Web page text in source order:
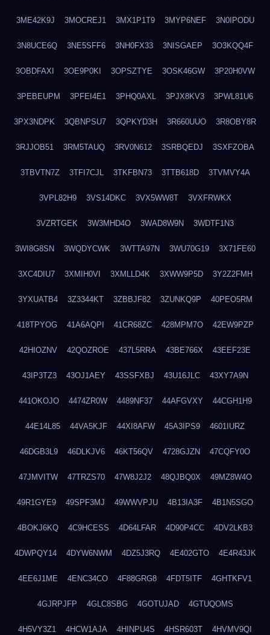
3ME42K9J 3MOCREJ1 3MX1P1T9 3MYP6NEF 3N0IPODU
3N8UCE6Q 3NE5SFF6 3NH0FX33 3NISGAEP 3O3KQQ4F
3OBDFAXI 3OE9P0KI 3OPSZTYE 3OSK46GW 3P20H0VW
3PEBEUPM 3PFEI4E1 3PHQ0AXL 3PJX8KV3 3PWL81U6
3PX3NDPK 3QBNPSU7 3QPKYD3H 3R660UUO 3R8OBY8R
3RJJOB51 3RM5TAUQ 3RV0N612 3SRBQEDJ 3SXFZOBA
3TBVTN7Z 3TFI7CJL 3TKFBN73 3TTB618D 3TVMVY4A
3VPL82H9 3VS14DKC 3VX5WW8T 3VXFRWKX
3VZRTGEK 3W3MHD4O 3WAD8W9N 3WDTF1N3
3WI8G8SN 3WQDYCWK 3WTTA97N 3WU70G19 3X71FE60
3XC4DIU7 3XMIH0VI 3XMLLD4K 3XWW9P5D 3Y2Z2FMH
3YXUATB4 3Z3344KT 3ZBBJF82 3ZUNKQ9P 40PEO5RM
418TPYOG 41A6AQPI 41CR68ZC 428MPM7O 42EW9PZP
42HIOZNV 42QOZROE 437L5RRA 43BE766X 43EEF23E
43IP3TZ3 43OJ1AEY 43SSFXBJ 43U16JLC 43XY7A9N
441OKOJO 4474ZR0W 4489NF37 44AFGVXY 44CGH1H9
44E14L85 44VA5KJF 44XI8AFW 45A3IPS9 4601IURZ
46DGB3L9 46DLKJV6 46KT56QV 4728GJZN 47CQFY0O
47JMVITW 47TRZS70 47W8J2J2 48QJBQ0X 49MZ8W4O
49R1GYE9 49SPF3MJ 49WWVPJU 4B13IA3F 4B1N5SGO
4BOKJ6KQ 4C9HCESS 4D64LFAR 4D90P4CC 4DV2LKB3
4DWPQY14 4DYW6NWM 4DZ5J3RQ 4E402GTO 4E4R43JK
4EE6J1ME 4ENC34CO 4F88GRG8 4FDT5ITF 4GHTKFV1
4GJRPJFP 4GLC8SBG 4GOTUJAD 4GTUQOMS
4H5VY3Z1 4HCW1AJA 4HINPU4S 4HSR603T 4HVMV9QI